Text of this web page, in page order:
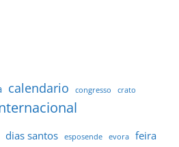
calendario congresso crato
dias santos esposende evora
feira